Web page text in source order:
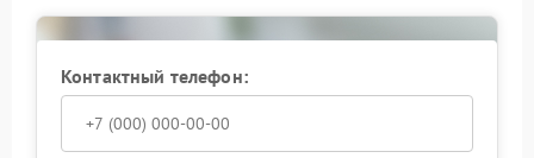
Контактный телефон: